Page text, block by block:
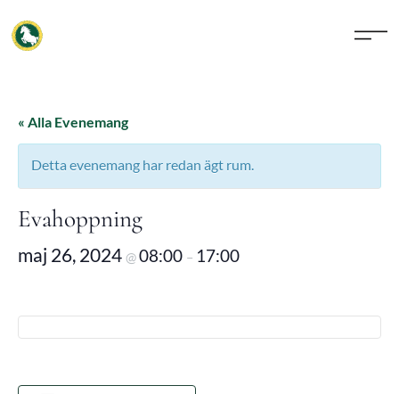
« Alla Evenemang
Detta evenemang har redan ägt rum.
Evahoppning
maj 26, 2024 @08:00 – 17:00